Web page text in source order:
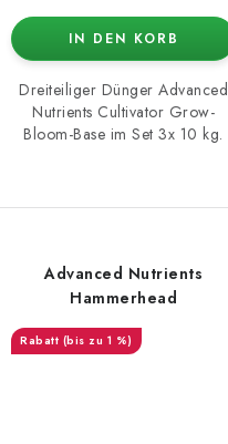
IN DEN KORB
Dreiteiliger Dünger Advanced
Nutrients Cultivator Grow-
Bloom-Base im Set 3x 10 kg.
Advanced Nutrients
Hammerhead
(bis zu 1 %)